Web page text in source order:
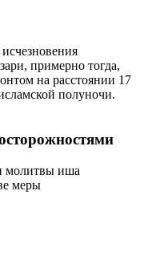
примерно тогда,
на расстоянии 17
полуночи.
молитвы иша
меры